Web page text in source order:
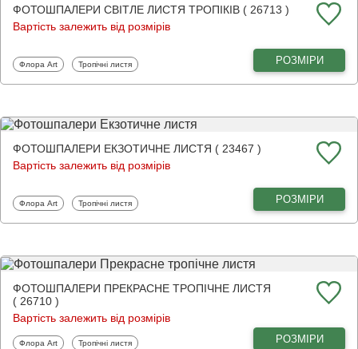
ФОТОШПАЛЕРИ СВІТЛЕ ЛИСТЯ ТРОПІКІВ ( 26713 )
Вартість залежить від розмірів
Фотошпалери
Флора Art Фотошпалери
Тропічні листя РОЗМІРИ
ФОТОШПАЛЕРИ ЕКЗОТИЧНЕ ЛИСТЯ ( 23467 )
Вартість залежить від розмірів
Фотошпалери
Флора Art Фотошпалери
Тропічні листя РОЗМІРИ
ФОТОШПАЛЕРИ ПРЕКРАСНЕ ТРОПІЧНЕ ЛИСТЯ
( 26710 )
Вартість залежить від розмірів
Фотошпалери
Флора Art Фотошпалери
Тропічні листя РОЗМІРИ